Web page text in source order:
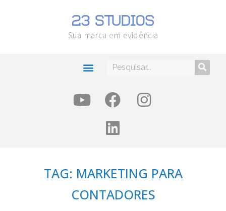
Sua marca em evidência
TAG: MARKETING PARA
CONTADORES